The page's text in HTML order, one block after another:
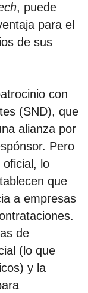
, puede
para el
de sus
con
(SND), que
alianza por
Pero
lo
que
a empresas
de
(lo que
y la